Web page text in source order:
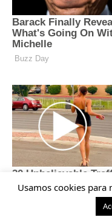
Usamos cookies para